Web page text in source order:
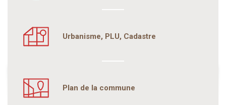
Urbanisme, PLU, Cadastre
Plan de la commune